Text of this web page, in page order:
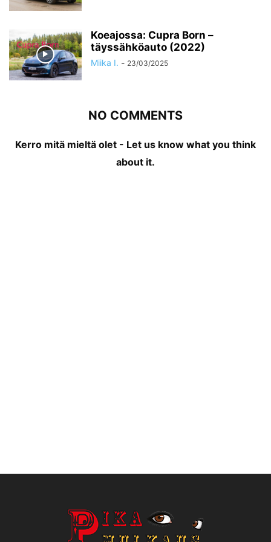
Koeajossa: Cupra Born –
täyssähköauto (2022)
Miika I. - 23/03/2025
NO COMMENTS
Kerro mitä mieltä olet - Let us know what you think
about it.